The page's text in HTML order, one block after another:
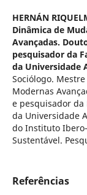
HERNÁN
Dinâmica de
Avançadas.
pesquisador da
da Universidade
Sociólogo.
Modernas
e pesquisador da
da Universidade
do Instituto
Sustentável.
Referências